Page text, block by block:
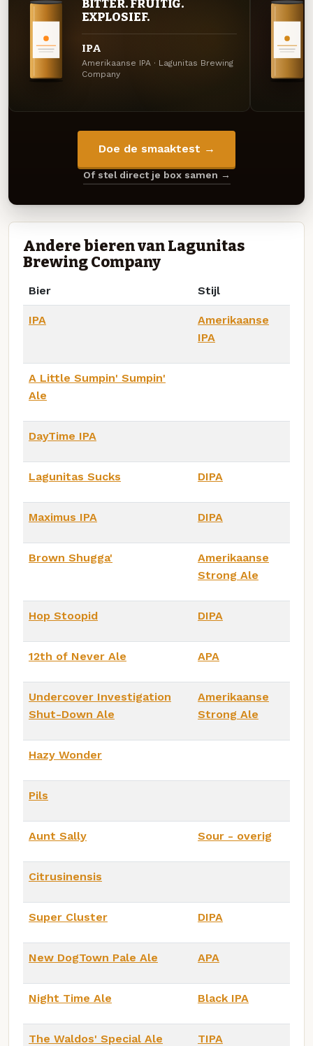
BITTER. FRUITIG.
EXPLOSIEF.
IPA
Amerikaanse IPA · Lagunitas Brewing
Company
Doe de smaaktest →
Of stel direct je box samen →
Andere bieren van Lagunitas
Brewing Company
Bier Stijl
IPA
Amerikaanse
IPA
A Little Sumpin' Sumpin'
Ale
DayTime IPA
Lagunitas Sucks DIPA
Maximus IPA DIPA
Brown Shugga'
Amerikaanse
Strong Ale
Hop Stoopid DIPA
12th of Never Ale APA
Undercover Investigation
Shut-Down Ale
Amerikaanse
Strong Ale
Hazy Wonder
Pils
Aunt Sally Sour - overig
Citrusinensis
Super Cluster DIPA
New DogTown Pale Ale APA
Night Time Ale Black IPA
The Waldos' Special Ale TIPA